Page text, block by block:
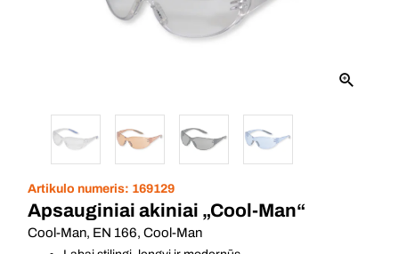
Artikulo numeris: 169129
Apsauginiai akiniai „Cool-Man“
Cool-Man, EN 166, Cool-Man